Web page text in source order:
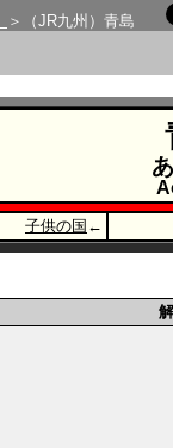
＞（JR九州）青島
子供の国 ←